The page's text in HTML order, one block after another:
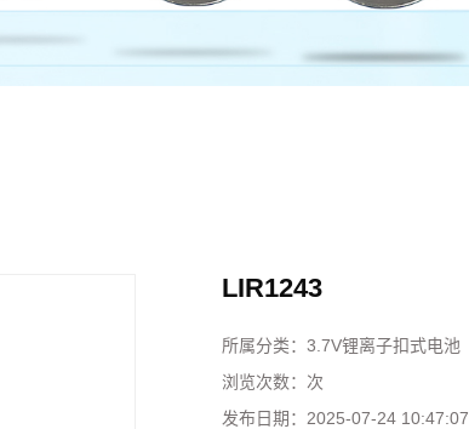
LIR1243
所属分类： 3.7V锂离子扣式电池
浏览次数： 次
发布日期： 2025-07-24 10:47:07